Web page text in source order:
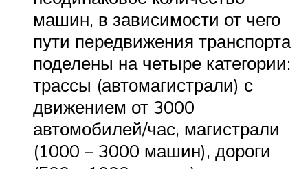
машин, в зависимости от чего
пути передвижения транспорта
поделены на четыре категории:
трассы (автомагистрали) с
движением от 3000
автомобилей/час, магистрали
(1000 – 3000 машин), дороги